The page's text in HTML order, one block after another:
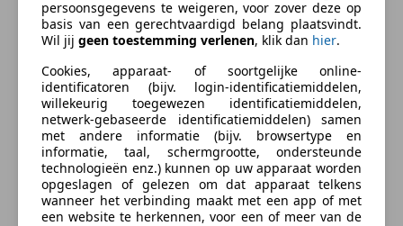
Xenon verlichting
Zij-airbags
Extra
Binnenspiegel automatisch dimmend
Lichtmetalen velgen (19")
TUV gekeurd t/, 20-01-2027: Ohne Festgestellte
Mangel. Rapport ter inzage.
Prijs EXCL BPM
Bedrijfsinformatie
Welkom bij STREETCARS B.V. ruim 15 jaar lang uw
trouwe BOVAG gecertificeerde partner op het gebied
van in- verkoop van premium occasions.
Bereken uw zakelijke lease!
Nu zakelijk leasen vanaf€ 657,- p/m
Vraag offerte aan
Verzekering
persoonsgegevens te weigeren, voor zover deze op
basis van een gerechtvaardigd belang plaatsvindt.
Wil jij geen toestemming verlenen, klik dan hier.
Cookies, apparaat- of soortgelijke online-
identificatoren (bijv. login-identificatiemiddelen,
willekeurig toegewezen identificatiemiddelen,
netwerk-gebaseerde identificatiemiddelen) samen
met andere informatie (bijv. browsertype en
informatie, taal, schermgrootte, ondersteunde
technologieën enz.) kunnen op uw apparaat worden
opgeslagen of gelezen om dat apparaat telkens
wanneer het verbinding maakt met een app of met
een website te herkennen, voor een of meer van de